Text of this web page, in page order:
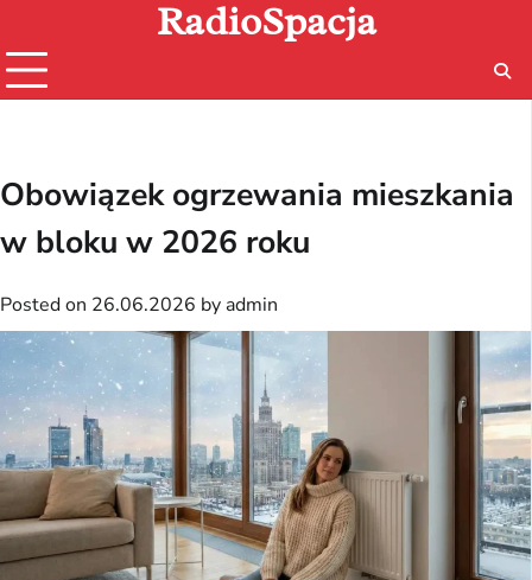
content
RadioSpacja
Obowiązek ogrzewania mieszkania
w bloku w 2026 roku
Posted on 26.06.2026 by admin